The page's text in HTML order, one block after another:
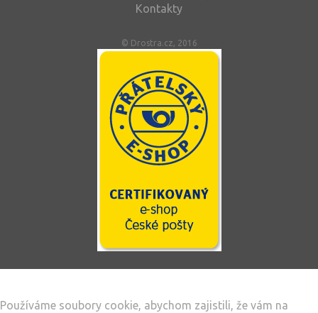
Kontakty
© Drostra.cz, 2016
Používáme soubory cookie, abychom zajistili, že vám na